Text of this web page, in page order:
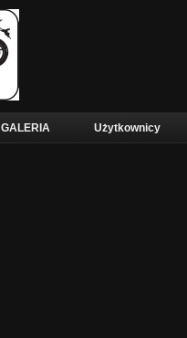
GALERIA Użytkownicy